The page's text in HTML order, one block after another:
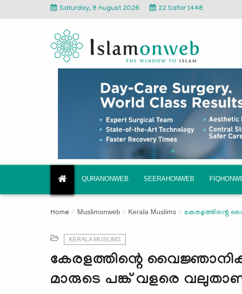
Saturday, 8 August 2026 22 Safar 1448
QURANONWEB SEERAHONWEB
Home Muslimonweb Kerala Muslims കേരളത്തിന്റെ
KERALA MUSLIMS
കേരളത്തിന്റെ വൈജ്ഞാനിക
മാരുടെ പങ്ക് വളരെ